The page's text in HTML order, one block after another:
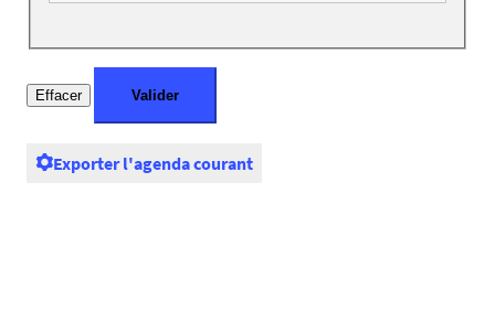
Exporter l'agenda courant